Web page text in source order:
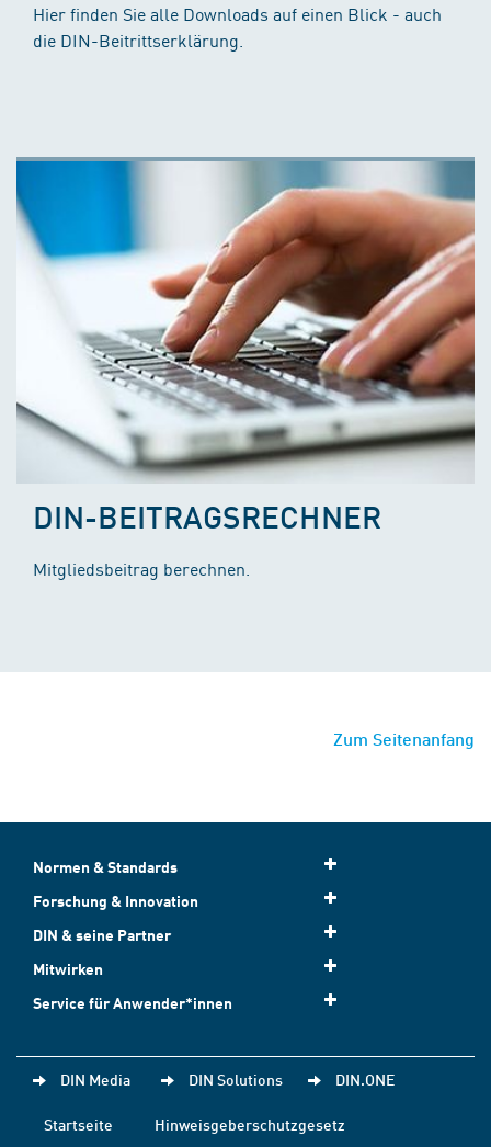
Hier finden Sie alle Downloads auf einen Blick - auch
die DIN-Beitrittserklärung.
DIN-BEITRAGSRECHNER
Mitgliedsbeitrag berechnen.
Zum Seitenanfang
Normen & Standards
Forschung & Innovation
DIN & seine Partner
Mitwirken
Service für Anwender*innen
DIN Media DIN Solutions DIN.ONE
Startseite
Hinweisgeberschutzgesetz